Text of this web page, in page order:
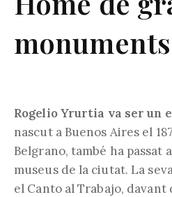
monuments
Rogelio Yrurtia va ser un
nascut a Buenos Aires el
Belgrano, també ha passat
museus de la ciutat. La
el Canto al Trabajo, davant